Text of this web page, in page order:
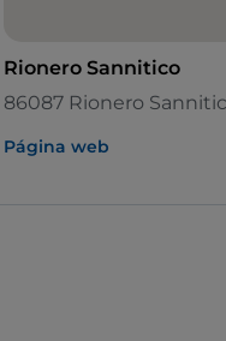
Rionero Sannitico
86087 Rionero
Página web